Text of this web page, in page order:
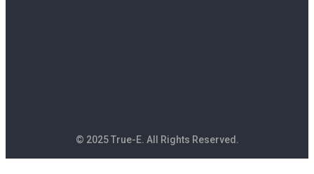
© 2025 True-E. All Rights Reserved.